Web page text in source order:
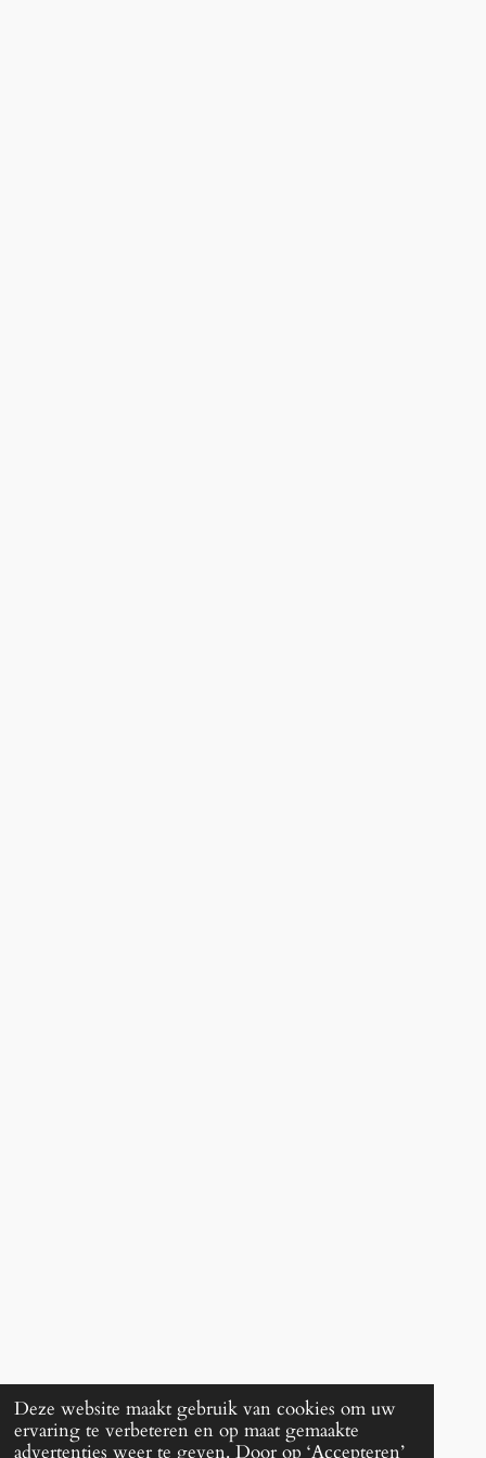
Deze website maakt gebruik van cookies om uw
ervaring te verbeteren en op maat gemaakte
advertenties weer te geven. Door op ‘Accepteren’